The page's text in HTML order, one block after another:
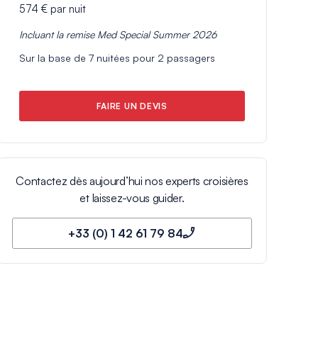
574 € par nuit
Incluant la remise Med Special Summer 2026
Sur la base de 7 nuitées pour 2 passagers
FAIRE UN DEVIS
Contactez dès aujourd’hui nos experts croisières
et laissez-vous guider.
+33 (0) 1 42 61 79 84